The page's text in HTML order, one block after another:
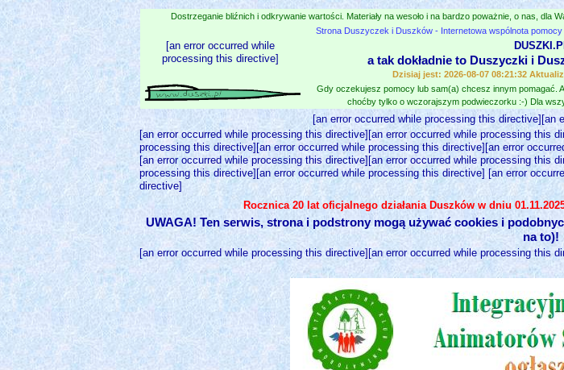
Dostrzeganie bliźnich i odkrywanie wartości. Materiały na wesoło i na bardzo poważnie, o nas, dla
[an error occurred while
processing this directive]
Strona Duszyczek i Duszków - Internetowa wspólnota
a tak dokładnie to Duszyczki i
Dzisiaj jest: 2026-08-07 08:21:32
Gdy oczekujesz pomocy lub sam(a) chcesz innym pomagać.
choćby tylko o wczorajszym podwieczorku :-) Dla
[an error occurred while processing this directive][an
[an error occurred while processing this directive][an error occurred while processing this
processing this directive][an error occurred while processing this directive][an error
[an error occurred while processing this directive][an error occurred while processing this
processing this directive][an error occurred while processing this directive] [an error
directive]
Rocznica 20 lat oficjalnego działania Duszków w dniu
UWAGA! Ten serwis, strona i podstrony mogą używać cookies i
na to)!
[an error occurred while processing this directive][an error occurred while processing this